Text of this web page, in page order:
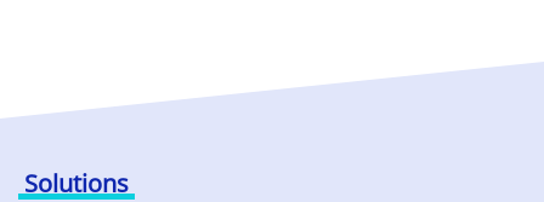
Solutions